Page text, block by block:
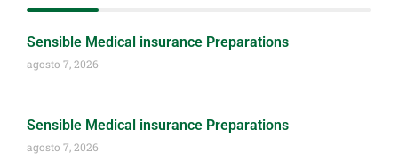
Sensible Medical insurance Preparations
agosto 7, 2026
Sensible Medical insurance Preparations
agosto 7, 2026